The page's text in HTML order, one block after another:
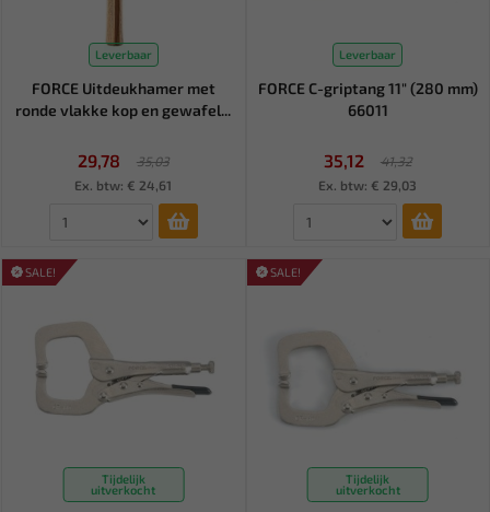
Leverbaar
FORCE Uitdeukhamer met
ronde vlakke kop en gewafel...
29,78
35,03
Ex. btw: € 24,61
Leverbaar
FORCE C-griptang 11" (280 mm)
66011
35,12
41,32
Ex. btw: € 29,03
SALE!
Tijdelijk
uitverkocht
SALE!
Tijdelijk
uitverkocht